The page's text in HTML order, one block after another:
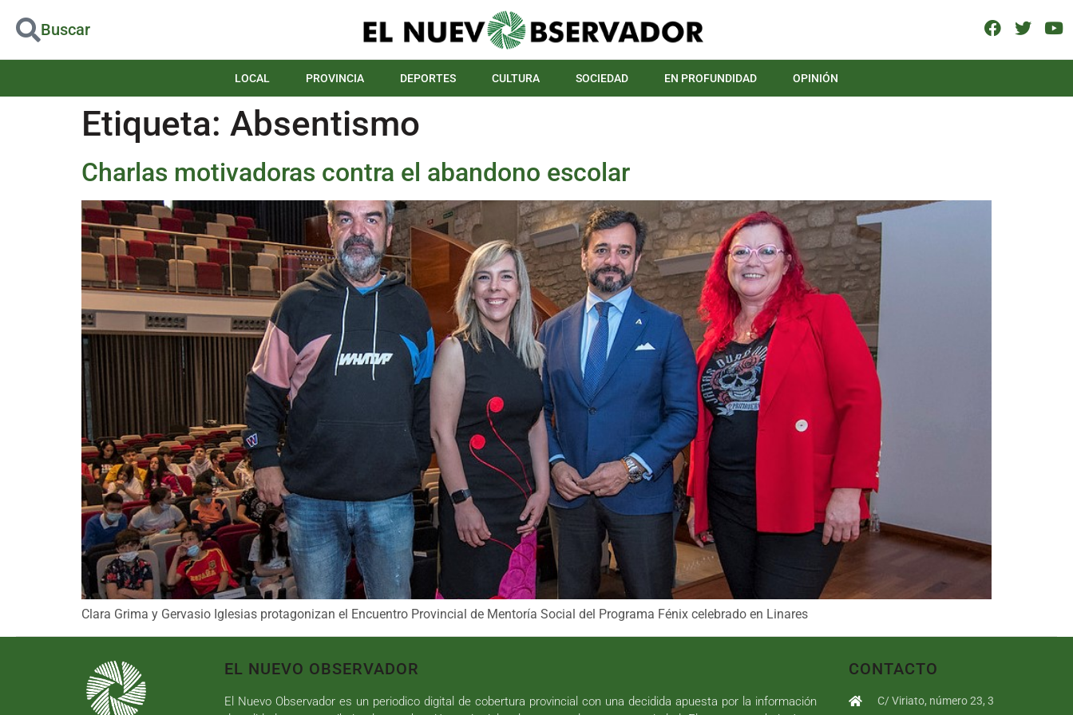
Buscar
LOCAL PROVINCIA DEPORTES CULTURA SOCIEDAD EN PROFUNDIDAD OPINIÓN
Etiqueta: Absentismo
Charlas motivadoras contra el abandono escolar
Clara Grima y Gervasio Iglesias protagonizan el Encuentro Provincial de Mentoría Social del Programa Fénix celebrado en Linares
EL NUEVO OBSERVADOR
El Nuevo Observador es un periodico digital de cobertura provincial con una decidida apuesta por la información
CONTACTO
C/ Viriato, número 23, 3